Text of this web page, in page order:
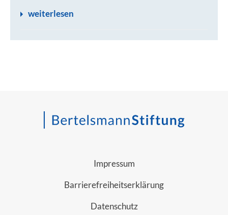
weiterlesen
Impressum
Barrierefreiheitserklärung
Datenschutz